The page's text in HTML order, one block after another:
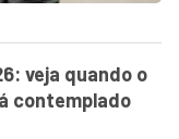
veja quando o
contemplado